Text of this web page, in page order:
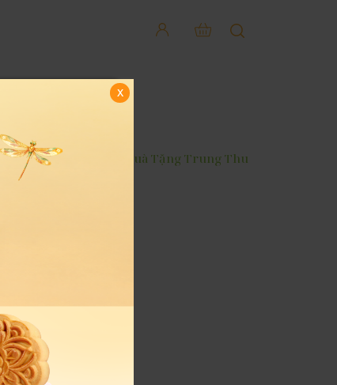
Sản Phẩm Khác Quà Tặng Trung Thu
x